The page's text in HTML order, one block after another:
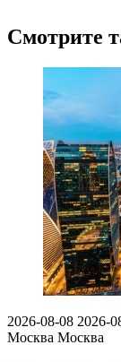
Смотрите
2026-08-08 2026-
Москва Москва